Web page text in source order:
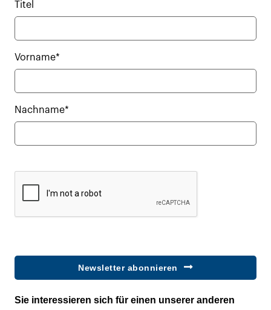
Titel
Vorname*
Nachname*
Newsletter abonnieren
Sie interessieren sich für einen unserer anderen